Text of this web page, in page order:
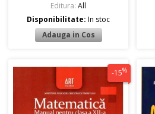
Editura: All
Disponibilitate:In stoc
-15%